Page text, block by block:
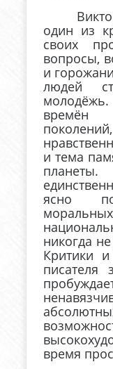
Виктор
один из
своих
вопросы,
и
людей
времён
и тема
ясно
никогда
Критики
писателя
время